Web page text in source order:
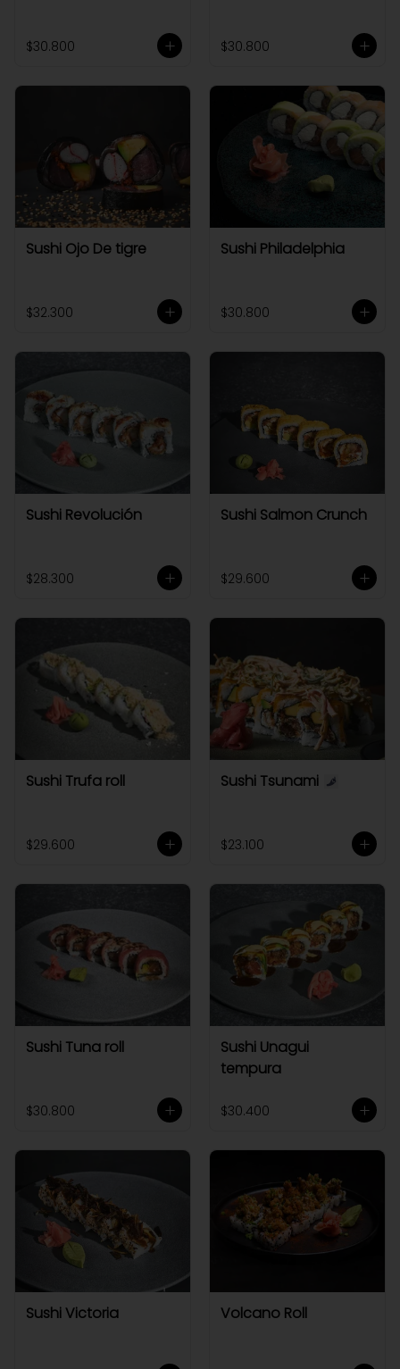
$30.800 $30.800
Sushi Ojo De tigre
$32.300
Sushi Philadelphia
$30.800
Sushi Revolución
$28.300
Sushi Salmon Crunch
$29.600
Sushi Trufa roll
$29.600
Sushi Tsunami
$23.100
Sushi Tuna roll
$30.800
Sushi Unagui
tempura
$30.400
Sushi Victoria Volcano Roll